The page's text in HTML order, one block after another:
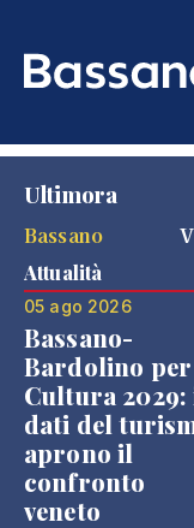
Ultimora
Bassano
Attualità
05 ago 2026
Bassano-
Bardolino
Cultura 2029:
dati del
aprono il
confronto
veneto